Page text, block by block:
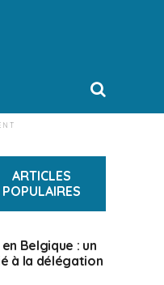
ARTICLES
POPULAIRES
Belgique : un
à la délégation